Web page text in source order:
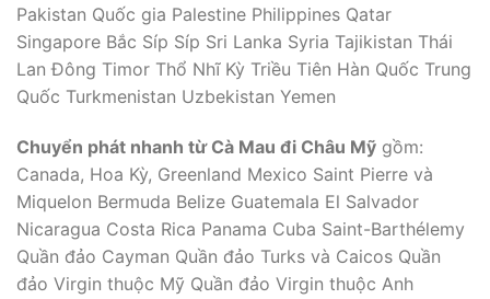
Pakistan Quốc gia Palestine Philippines Qatar
Singapore Bắc Síp Síp Sri Lanka Syria Tajikistan Thái
Lan Đông Timor Thổ Nhĩ Kỳ Triều Tiên Hàn Quốc Trung
Quốc Turkmenistan Uzbekistan Yemen
Chuyển phát nhanh từ Cà Mau đi Châu Mỹ gồm:
Canada, Hoa Kỳ, Greenland Mexico Saint Pierre và
Miquelon Bermuda Belize Guatemala El Salvador
Nicaragua Costa Rica Panama Cuba Saint-Barthélemy
Quần đảo Cayman Quần đảo Turks và Caicos Quần
đảo Virgin thuộc Mỹ Quần đảo Virgin thuộc Anh